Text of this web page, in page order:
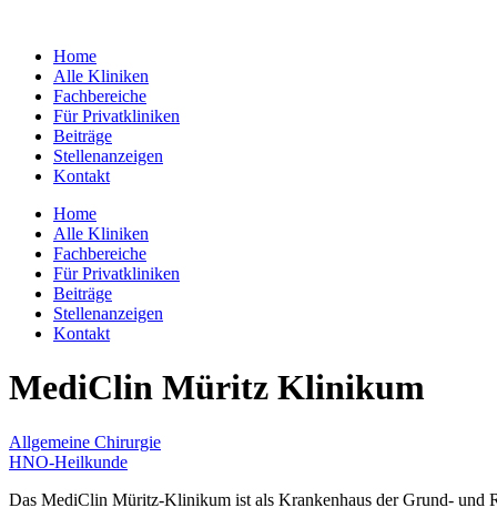
springenHome
Alle Kliniken
Fachbereiche
Für Privatkliniken
Beiträge
Stellenanzeigen
Kontakt
Home
Alle Kliniken
Fachbereiche
Für Privatkliniken
Beiträge
Stellenanzeigen
Kontakt
MediClin Müritz Klinikum
Allgemeine Chirurgie
HNO-Heilkunde
Das MediClin Müritz-Klinikum ist als Krankenhaus der Grund- und